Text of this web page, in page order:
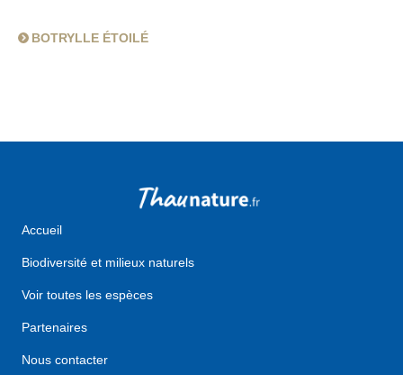
BOTRYLLE ÉTOILÉ
Accueil
Biodiversité et milieux naturels
Voir toutes les espèces
Partenaires
Nous contacter